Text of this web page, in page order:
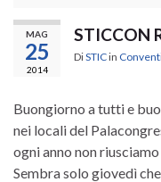
MAG
25
2014
STICCON
DiSTICin
Buongiorno a tutti e
nei locali del
ogni anno non
Sembra solo giovedì